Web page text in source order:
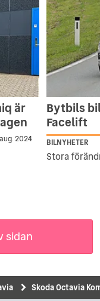
är
2024
Bytbils
Facelift
BILNYHETER
Stora
sidan
Skoda Octavia